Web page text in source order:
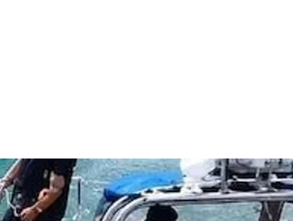
виявили біля Лефкади
із соцмереж